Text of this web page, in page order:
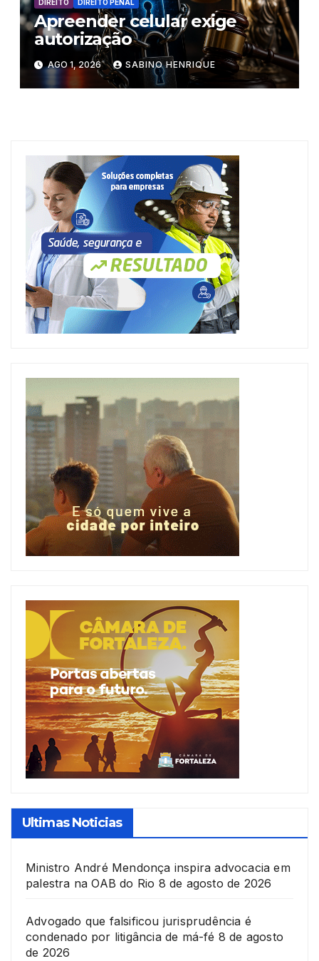
DIREITO DIREITO PENAL
Apreender celular exige
autorização
AGO 1, 2026 SABINO HENRIQUE
Ultimas Noticias
Ministro André Mendonça inspira advocacia em
palestra na OAB do Rio 8 de agosto de 2026
Advogado que falsificou jurisprudência é
condenado por litigância de má-fé 8 de agosto
de 2026